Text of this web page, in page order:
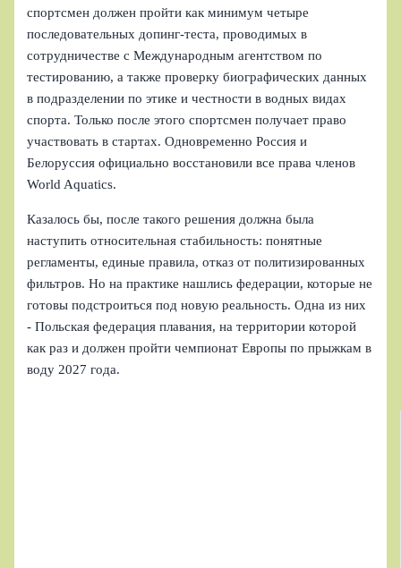
спортсмен должен пройти как минимум четыре
последовательных допинг‑теста, проводимых в
сотрудничестве с Международным агентством по
тестированию, а также проверку биографических данных
в подразделении по этике и честности в водных видах
спорта. Только после этого спортсмен получает право
участвовать в стартах. Одновременно Россия и
Белоруссия официально восстановили все права членов
World Aquatics.
Казалось бы, после такого решения должна была
наступить относительная стабильность: понятные
регламенты, единые правила, отказ от политизированных
фильтров. Но на практике нашлись федерации, которые не
готовы подстроиться под новую реальность. Одна из них
- Польская федерация плавания, на территории которой
как раз и должен пройти чемпионат Европы по прыжкам в
воду 2027 года.